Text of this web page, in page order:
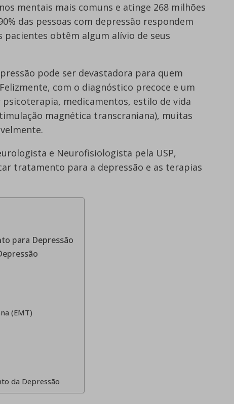
mentais mais comuns e atinge 268 milhões
das pessoas com depressão respondem
obtêm algum alívio de seus
pode ser devastadora para quem
com o diagnóstico precoce e um
medicamentos, estilo de vida
magnética transcraniana), muitas
e Neurofisiologista pela USP,
tratamento para a depressão e as terapias
para Depressão
(EMT)
da Depressão